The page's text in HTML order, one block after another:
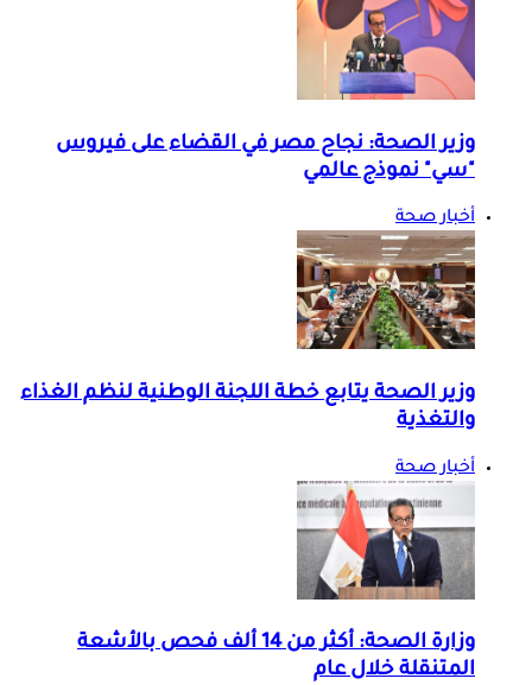
وزير الصحة: نجاح مصر في القضاء على فيروس
"سي" نموذج عالمي
أخبار صحة
وزير الصحة يتابع خطة اللجنة الوطنية لنظم الغذاء
والتغذية
أخبار صحة
وزارة الصحة: أكثر من 14 ألف فحص بالأشعة
المتنقلة خلال عام